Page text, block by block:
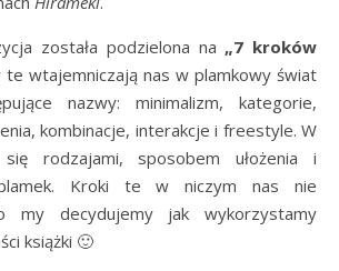
została podzielona na „7 kroków
te wtajemniczają nas w plamkowy świat
nazwy: minimalizm, kategorie,
kombinacje, interakcje i freestyle. W
rodzajami, sposobem ułożenia i
plamek. Kroki te w niczym nas nie
my decydujemy jak wykorzystamy
książki 🙂